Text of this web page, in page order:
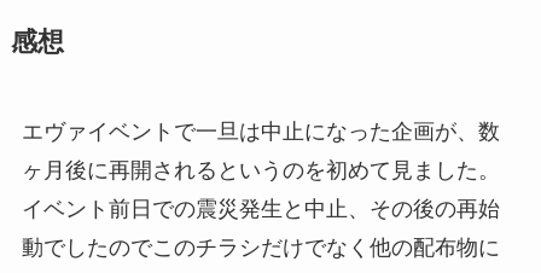
感想
エヴァイベントで一旦は中止になった企画が、数
ヶ月後に再開されるというのを初めて見ました。
イベント前日での震災発生と中止、その後の再始
動でしたのでこのチラシだけでなく他の配布物に